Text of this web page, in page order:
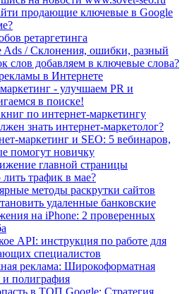
продающие ключевые в Google
ретаргетинга
Ads / Склонения, ошибки, разный
слов добавляем в ключевые слова?
в Интернете
- улучшаем PR и
в поиске!
по интернет-маркетингу
знать интернет-маркетолог?
маркетинг и SEO: 5 вебинаров,
помогут новичку
главной страницы
трафик в мае?
методы раскрутки сайтов
удаленные банковские
на iPhone: 2 проверенных
API: инструкция по работе для
специалистов
реклама: Широкоформатная
и полиграфия
в ТОП Google: Стратегия